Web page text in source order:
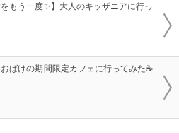
をもう一度✨】大人のキッザニアに行っ
おばけの期間限定カフェに行ってみた☕